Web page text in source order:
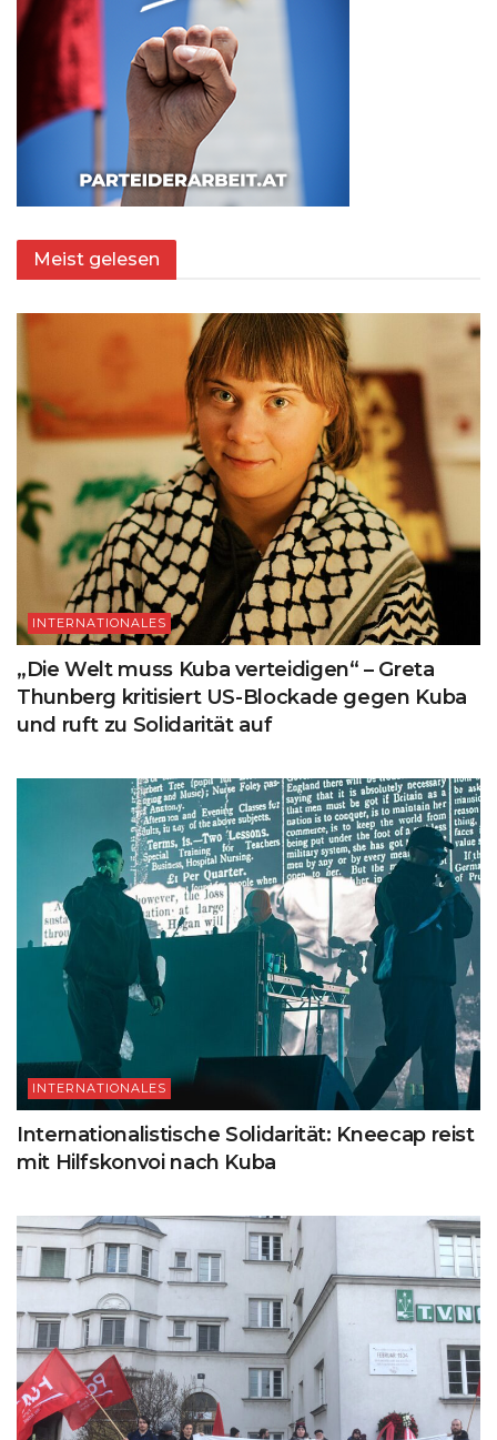
Meist gelesen
INTERNATIONALES
„Die Welt muss Kuba verteidigen“ – Greta
Thunberg kritisiert US-Blockade gegen Kuba
und ruft zu Solidarität auf
INTERNATIONALES
Internationalistische Solidarität: Kneecap reist
mit Hilfskonvoi nach Kuba